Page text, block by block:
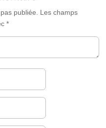
publiée.
Les champs
*